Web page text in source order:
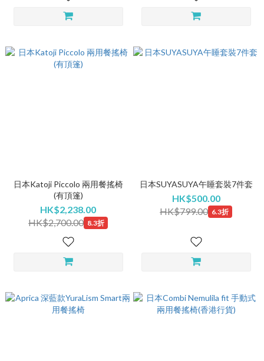
日本Katoji Piccolo 兩用餐搖椅
(有頂篷)
HK$2,238.00
HK$2,700.00 8.3折
日本SUYASUYA午睡套裝7件套
HK$500.00
HK$799.00 6.3折